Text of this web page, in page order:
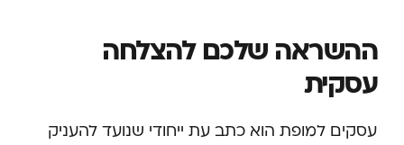
ההשראה שלכם להצלחה
עסקית
עסקים למופת הוא כתב עת ייחודי שנועד להעניק